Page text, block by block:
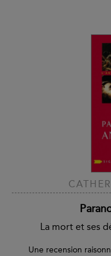
La mort et ses
Une recension